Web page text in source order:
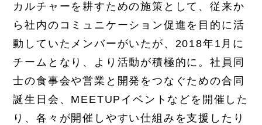
カルチャーを耕すための施策として、従来か
ら社内のコミュニケーション促進を目的に活
動していたメンバーがいたが、2018年1月に
チームとなり、より活動が積極的に。社員同
士の食事会や営業と開発をつなぐための合同
誕生日会、MEETUPイベントなどを開催した
り、各々が開催しやすい仕組みを支援したり